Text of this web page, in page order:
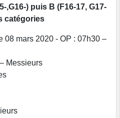
,G16-) puis B (F16-17, G17-
catégories
08 mars 2020 - OP : 07h30 –
Messieurs